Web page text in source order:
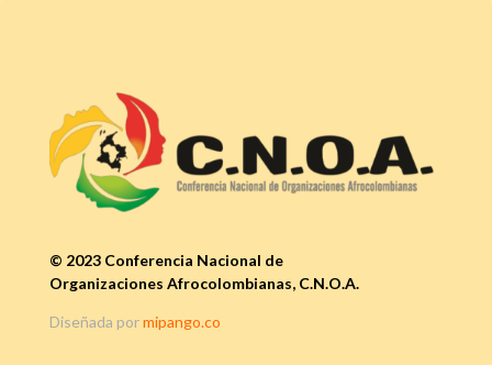
© 2023 Conferencia Nacional de
Organizaciones Afrocolombianas, C.N.O.A.
Diseñada pormipango.co